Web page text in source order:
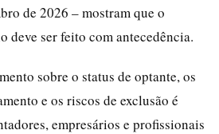
de 2026 – mostram que o
deve ser feito com antecedência.
sobre o status de optante, os
e os riscos de exclusão é
empresários e profissionais